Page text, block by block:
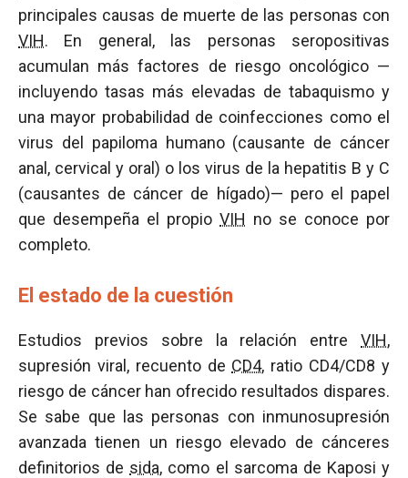
principales causas de muerte de las personas con
VIH. En general, las personas seropositivas
acumulan más factores de riesgo oncológico —
incluyendo tasas más elevadas de tabaquismo y
una mayor probabilidad de coinfecciones como el
virus del papiloma humano (causante de cáncer
anal, cervical y oral) o los virus de la hepatitis B y C
(causantes de cáncer de hígado)— pero el papel
que desempeña el propio VIH no se conoce por
completo.
El estado de la cuestión
Estudios previos sobre la relación entre VIH,
supresión viral, recuento de CD4, ratio CD4/CD8 y
riesgo de cáncer han ofrecido resultados dispares.
Se sabe que las personas con inmunosupresión
avanzada tienen un riesgo elevado de cánceres
definitorios de sida, como el sarcoma de Kaposi y